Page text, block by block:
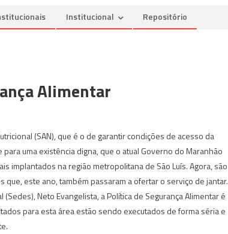
Institucional Repositório
Alimentar
(SAN), que é o de garantir condições de acesso da
uma existência digna, que o atual Governo do Maranhão
implantados na região metropolitana de São Luís. Agora, são
este ano, também passaram a ofertar o serviço de jantar.
Neto Evangelista, a Política de Segurança Alimentar é
para esta área estão sendo executados de forma séria e